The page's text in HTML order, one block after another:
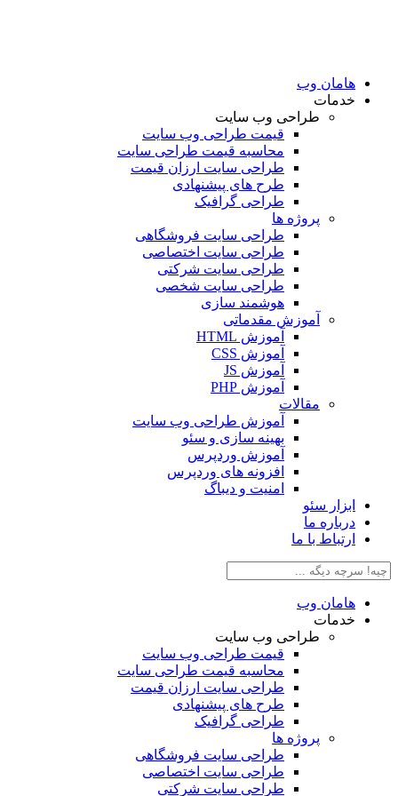
وب
طراحی وب سایت
قیمت طراحی وب سایت
محاسبه قیمت طراحی سایت
طراحی سایت ارزان قیمت
طرح های پیشنهادی
طراحی گرافیک
پروژه ها
طراحی سایت فروشگاهی
طراحی سایت اختصاصی
طراحی سایت شرکتی
طراحی سایت شخصی
هوشمند سازی
آموزش مقدماتی
آموزش HTML
آموزش CSS
آموزش JS
آموزش PHP
مقالات
آموزش طراحی وب سایت
بهینه سازی و سئو
آموزش وردپرس
افزونه های وردپرس
امنیت و دیباگ
سئو
ما
با ما
وب
طراحی وب سایت
قیمت طراحی وب سایت
محاسبه قیمت طراحی سایت
طراحی سایت ارزان قیمت
طرح های پیشنهادی
طراحی گرافیک
پروژه ها
طراحی سایت فروشگاهی
طراحی سایت اختصاصی
طراحی سایت شرکتی